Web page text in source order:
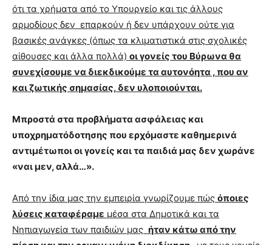
ότι τα χρήματα από το Υπουργείο και τις άλλους
αρμοδίους δεν επαρκούν ή δεν υπάρχουν ούτε για
βασικές ανάγκες (όπως τα κλιματιστικά στις σχολικές
αίθουσες και άλλα πολλά) οι γονείς του Βύρωνα θα
συνεχίσουμε να διεκδικούμε τα αυτονόητα , που αν
και ζωτικής σημασίας, δεν υλοποιούνται.
Μπροστά στα προβλήματα ασφάλειας και
υποχρηματόδοτησης που ερχόμαστε καθημερινά
αντιμέτωποι οι γονείς και τα παιδιά μας δεν χωράνε
«ναι μεν, αλλά…».
Από την ίδια μας την εμπειρία γνωρίζουμε πώς όποιες
λύσεις καταφέραμε μέσα στα Δημοτικά και τα
Νηπιαγωγεία των παιδιών μας ήταν κάτω από την